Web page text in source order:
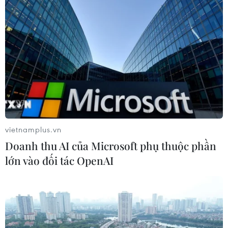
Bộ Giáo dục và Đào tạo tuyển chọn
giáo viên Việt Nam dạy tiếng Việt tại
Lào
01/04/2026 08:36
“Câu chuyện Việt Nam của tôi” thắp
lửa đam mê nơi đất nước Chùa Vàng
31/03/2026 15:33
Nam lần thứ 4 tại Hàn Quốc
29/03/2026 10:56
vietnamplus.vn
Doanh thu AI của Microsoft phụ thuộc phần
lớn vào đối tác OpenAI